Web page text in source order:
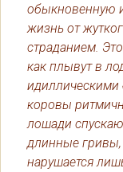
обыкновенную
жизнь от
страданием.
как плывут в
идиллическими
коровы
лошади
длинные гривы,
нарушается